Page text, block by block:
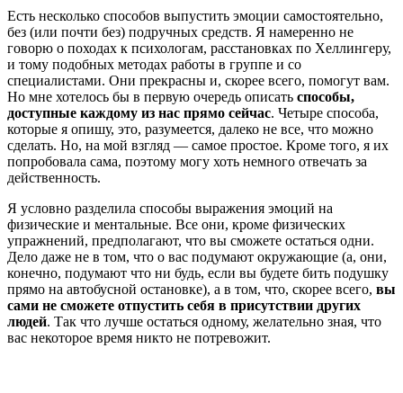
Есть несколько способов выпустить эмоции самостоятельно,
без (или почти без) подручных средств. Я намеренно не
говорю о походах к психологам, расстановках по Хеллингеру,
и тому подобных методах работы в группе и со
специалистами. Они прекрасны и, скорее всего, помогут вам.
Но мне хотелось бы в первую очередь описать способы,
доступные каждому из нас прямо сейчас. Четыре способа,
которые я опишу, это, разумеется, далеко не все, что можно
сделать. Но, на мой взгляд — самое простое. Кроме того, я их
попробовала сама, поэтому могу хоть немного отвечать за
действенность.
Я условно разделила способы выражения эмоций на
физические и ментальные. Все они, кроме физических
упражнений, предполагают, что вы сможете остаться одни.
Дело даже не в том, что о вас подумают окружающие (а, они,
конечно, подумают что ни будь, если вы будете бить подушку
прямо на автобусной остановке), а в том, что, скорее всего, вы
сами не сможете отпустить себя в присутствии других
людей. Так что лучше остаться одному, желательно зная, что
вас некоторое время никто не потревожит.